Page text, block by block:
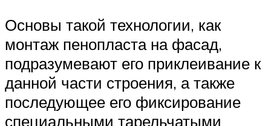
Основы такой технологии, как
монтаж пенопласта на фасад,
подразумевают его приклеивание к
данной части строения, а также
последующее его фиксирование
специальными тарельчатыми